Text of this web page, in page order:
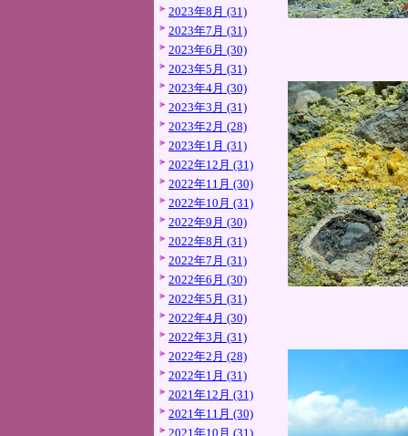
2023年8月 (31)
2023年7月 (31)
2023年6月 (30)
2023年5月 (31)
2023年4月 (30)
2023年3月 (31)
2023年2月 (28)
2023年1月 (31)
2022年12月 (31)
2022年11月 (30)
2022年10月 (31)
2022年9月 (30)
2022年8月 (31)
2022年7月 (31)
2022年6月 (30)
2022年5月 (31)
2022年4月 (30)
2022年3月 (31)
2022年2月 (28)
2022年1月 (31)
2021年12月 (31)
2021年11月 (30)
2021年10月 (31)